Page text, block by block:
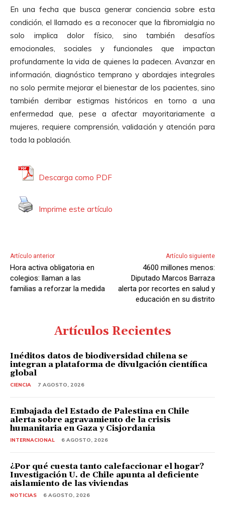
En una fecha que busca generar conciencia sobre esta
condición, el llamado es a reconocer que la fibromialgia no
solo implica dolor físico, sino también desafíos
emocionales, sociales y funcionales que impactan
profundamente la vida de quienes la padecen. Avanzar en
información, diagnóstico temprano y abordajes integrales
no solo permite mejorar el bienestar de los pacientes, sino
también derribar estigmas históricos en torno a una
enfermedad que, pese a afectar mayoritariamente a
mujeres, requiere comprensión, validación y atención para
toda la población.
Descarga como PDF
Imprime este artículo
Artículo anterior
Hora activa obligatoria en
colegios: llaman a las
familias a reforzar la medida
Artículo siguiente
4600 millones menos:
Diputado Marcos Barraza
alerta por recortes en salud y
educación en su distrito
Artículos Recientes
Inéditos datos de biodiversidad chilena se
integran a plataforma de divulgación científica
global
CIENCIA 7 AGOSTO, 2026
Embajada del Estado de Palestina en Chile
alerta sobre agravamiento de la crisis
humanitaria en Gaza y Cisjordania
INTERNACIONAL 6 AGOSTO, 2026
¿Por qué cuesta tanto calefaccionar el hogar?
Investigación U. de Chile apunta al deficiente
aislamiento de las viviendas
NOTICIAS 6 AGOSTO, 2026